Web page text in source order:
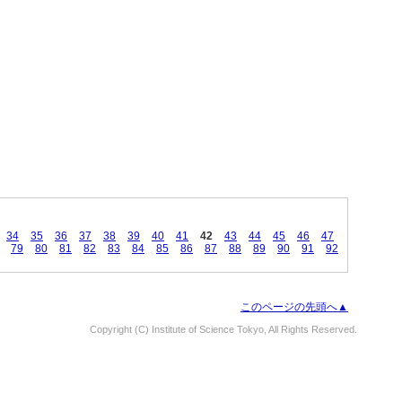
34 35 36 37 38 39 40 41 42 43 44 45 46
47
79
80 81 82 83 84 85 86 87 88 89 90 91 92
このページの先頭へ▲
Copyright (C) Institute of Science Tokyo, All Rights Reserved.